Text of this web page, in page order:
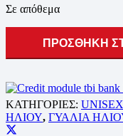
Σε απόθεμα
ΠΡΟΣΘΗΚΗ
ΚΑΤΗΓΟΡΙΕΣ:
ΗΛΙΟΥ, ΓΥΑΛΙΑ